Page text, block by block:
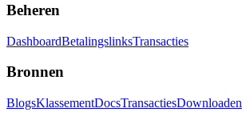
Beheren
DashboardBetalingslinksTransacties
Bronnen
BlogsKlassementDocsTransactiesDownloaden